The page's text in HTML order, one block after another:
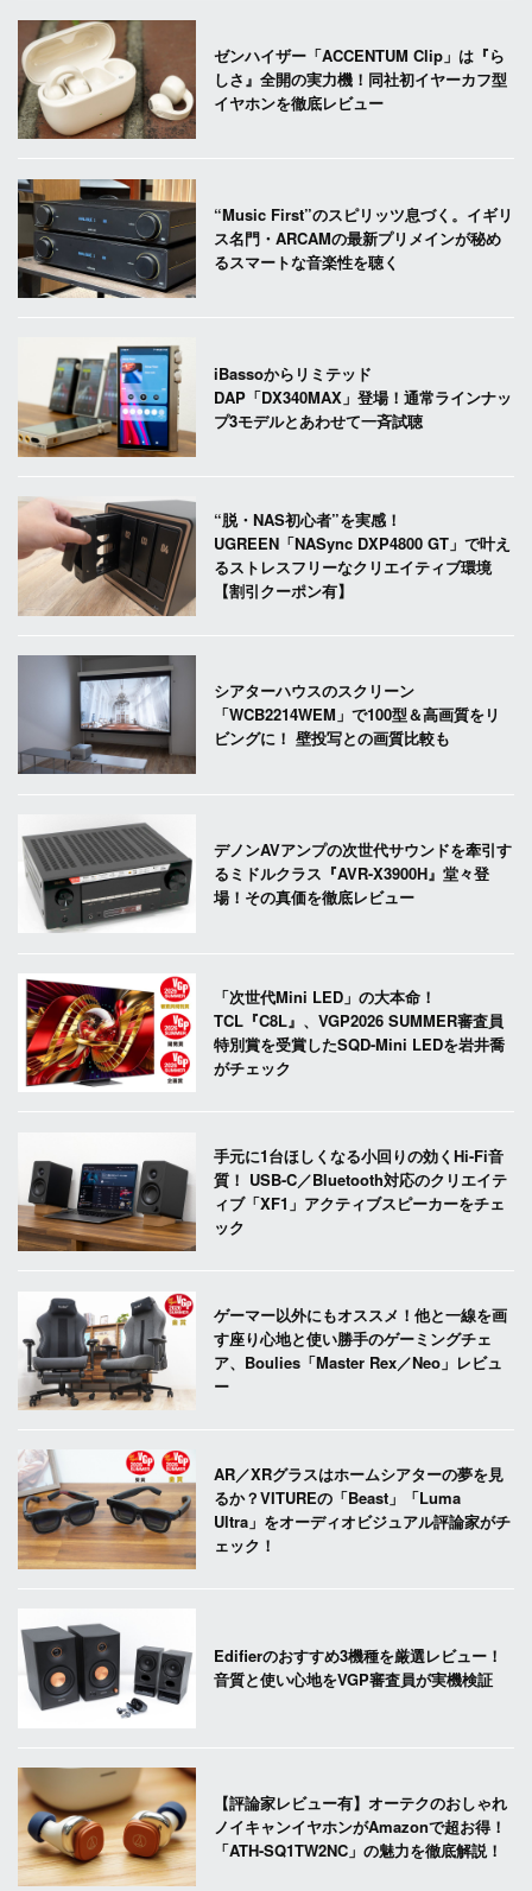
ゼンハイザー「ACCENTUM Clip」は『ら
しさ』全開の実力機！同社初イヤーカフ型
イヤホンを徹底レビュー
“Music First”のスピリッツ息づく。イギリ
ス名門・ARCAMの最新プリメインが秘め
るスマートな音楽性を聴く
iBassoからリミテッド
DAP「DX340MAX」登場！通常ラインナッ
プ3モデルとあわせて一斉試聴
“脱・NAS初心者”を実感！
UGREEN「NASync DXP4800 GT」で叶え
るストレスフリーなクリエイティブ環境
【割引クーポン有】
シアターハウスのスクリーン
「WCB2214WEM」で100型＆高画質をリ
ビングに！ 壁投写との画質比較も
デノンAVアンプの次世代サウンドを牽引す
るミドルクラス『AVR-X3900H』堂々登
場！その真価を徹底レビュー
「次世代Mini LED」の大本命！
TCL『C8L』、VGP2026 SUMMER審査員
特別賞を受賞したSQD-Mini LEDを岩井喬
がチェック
手元に1台ほしくなる小回りの効くHi-Fi音
質！ USB-C／Bluetooth対応のクリエイテ
ィブ「XF1」アクティブスピーカーをチェ
ック
ゲーマー以外にもオススメ！他と一線を画
す座り心地と使い勝手のゲーミングチェ
ア、Boulies「Master Rex／Neo」レビュ
ー
AR／XRグラスはホームシアターの夢を見
るか？VITUREの「Beast」「Luma
Ultra」をオーディオビジュアル評論家がチ
ェック！
Edifierのおすすめ3機種を厳選レビュー！
音質と使い心地をVGP審査員が実機検証
【評論家レビュー有】オーテクのおしゃれ
ノイキャンイヤホンがAmazonで超お得！
「ATH-SQ1TW2NC」の魅力を徹底解説！